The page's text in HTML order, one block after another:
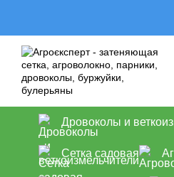
Дровоколы и
Сетка садовая